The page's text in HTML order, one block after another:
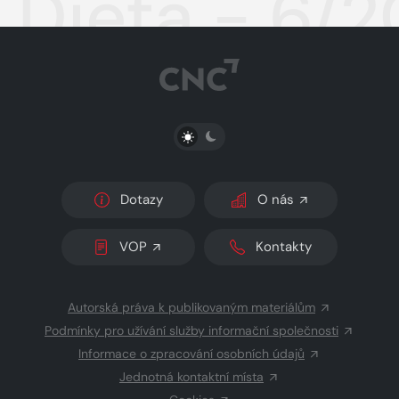
PŘEPNOUT SVĚTLÝ/TMAVÝ REŽIM
Dotazy O nás
VOP Kontakty
Autorská práva k publikovaným materiálům
Podmínky pro užívání služby informační společnosti
Informace o zpracování osobních údajů
Jednotná kontaktní místa